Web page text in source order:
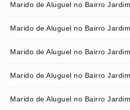
Marido de Aluguel no Bairro
Marido de Aluguel no Bairro
Marido de Aluguel no Bairro
Marido de Aluguel no Bairro
Marido de Aluguel no Bairro